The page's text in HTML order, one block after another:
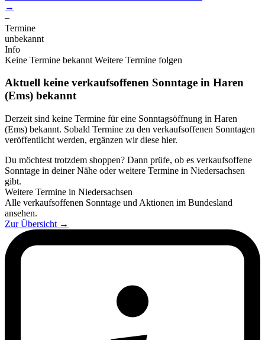
→
–
Termine
unbekannt
Info
Keine Termine bekannt Weitere Termine folgen
Aktuell keine verkaufsoffenen Sonntage in Haren
(Ems) bekannt
Derzeit sind keine Termine für eine Sonntagsöffnung in Haren
(Ems) bekannt. Sobald Termine zu den verkaufsoffenen Sonntagen
veröffentlicht werden, ergänzen wir diese hier.
Du möchtest trotzdem shoppen? Dann prüfe, ob es verkaufsoffene
Sonntage in deiner Nähe oder weitere Termine in Niedersachsen
gibt.
Weitere Termine in Niedersachsen
Alle verkaufsoffenen Sonntage und Aktionen im Bundesland
ansehen.
Zur Übersicht →